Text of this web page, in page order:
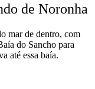
de Noronha
mar de dentro, com
do Sancho para
até essa baía.